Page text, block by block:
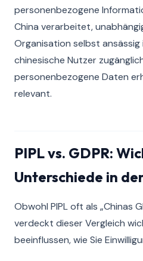
personenbezogene
China verarbeitet,
Organisation selbst
chinesische Nutzer
personenbezogene Daten
relevant.
PIPL vs. GDPR:
Unterschiede in
Obwohl PIPL oft als „Chinas
verdeckt dieser Vergleich
beeinflussen, wie Sie